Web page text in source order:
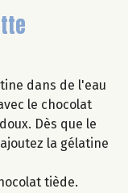
dans de l'eau
le chocolat
Dès que le
la gélatine
tiède.